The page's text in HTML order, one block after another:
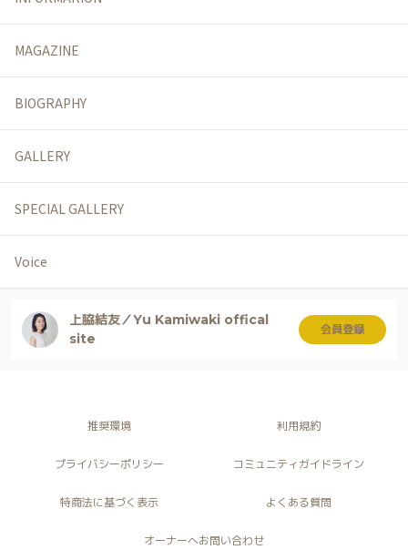
MAGAZINE
BIOGRAPHY
GALLERY
SPECIAL GALLERY
Voice
上脇結友／Yu Kamiwaki offical
site
会員登録
推奨環境 利用規約
プライバシーポリシー コミュニティガイドライン
特商法に基づく表示 よくある質問
オーナーへお問い合わせ